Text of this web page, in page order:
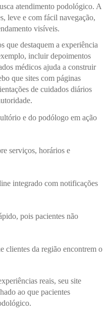
atendimento podológico. A
leve e com fácil navegação,
visíveis.
que destaquem a experiência
incluir depoimentos
médicos ajuda a construir
que sites com páginas
de cuidados diários
e do podólogo em ação
serviços, horários e
integrado com notificações
pois pacientes não
clientes da região encontrem o
reais, seu site
ao que pacientes